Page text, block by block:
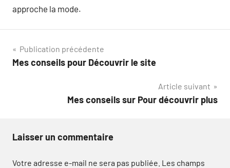
approche la mode.
Navigation
de
Publication précédente
Mes conseils pour Découvrir le site
Article suivant
Mes conseils sur Pour découvrir plus
Laisser un commentaire
Votre adresse e-mail ne sera pas publiée. Les champs